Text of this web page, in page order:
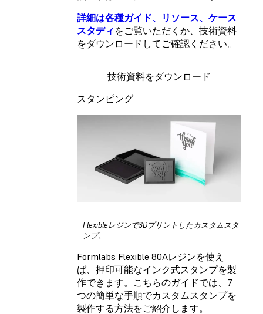
詳細は各種ガイド、リソース、ケース
スタディ をご覧いただくか、技術資料
をダウンロードしてご確認ください。
技術資料をダウンロード
スタンピング
Flexibleレジンで3Dプリントしたカスタムスタ
ンプ。
Formlabs Flexible 80Aレジンを使え
ば、押印可能なインク式スタンプを製
作できます。こちらのガイドでは、7
つの簡単な手順でカスタムスタンプを
製作する方法をご紹介します。